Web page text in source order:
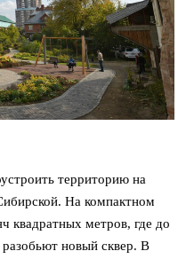
территорию на
На компактном
квадратных метров, где до
разобьют новый сквер. В